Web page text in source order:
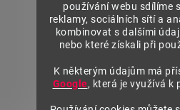
používání webu sdílíme
reklamy, sociálních sítí a
kombinovat s dalšími
nebo které získali při
K některým údajům má
Google, která je využívá k